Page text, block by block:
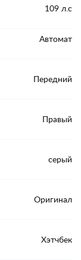
109 л.с
Автомат
Передний
Правый
серый
Оригинал
Хэтчбек